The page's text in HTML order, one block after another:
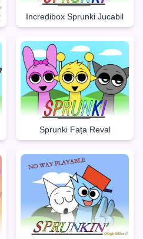
Incredibox Sprunki Jucabil
Sprunki Fața Reval